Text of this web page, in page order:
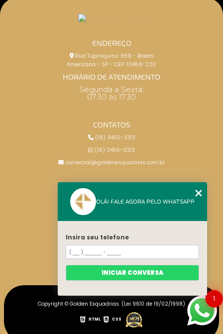
ENDEREÇO
Rua Tupiniquins 369 - Brieds
Americana - SP - CEP: 13466-220
HORÁRIO DE ATENDIMENTO
Segunda a Sexta:
07:30 às 17:30
CONTATOS
(19) 3455-3313
(19) 3455-3313
comercial@goldenesquadrias.com.br
HOME
CATEGORIAS
MAPA DO SITE
Copyright © Golden Esquadrias. (Lei 9610 de 19/02/1998)
HTML CSS
1
OLÁ! FALE AGORA PELO WHATSAPP
Insira seu telefone
INICIAR CONVERSA